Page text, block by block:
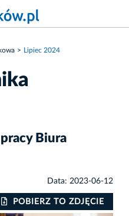
Lipiec 2024
Biura
Data: 2023-06-12
POBIERZ TO ZDJĘCIE